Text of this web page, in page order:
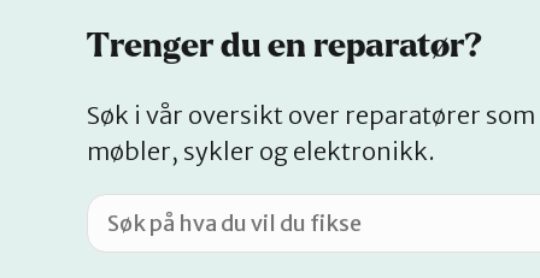
Trenger du en reparatør?
Søk i vår oversikt over reparatører
møbler, sykler og elektronikk.